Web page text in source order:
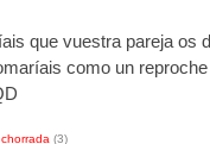
que vuestra pareja os
como un
(3)